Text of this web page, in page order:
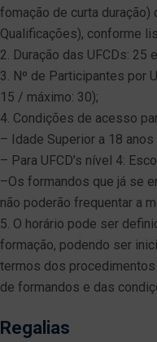
fomação de curta duração)
Qualificações), conforme
2. Duração das UFCDs: 25
3. Nº de Participantes por
15 / máximo: 30);
4. Condições de acesso
– Idade Superior a 18
– Para UFCD’s nível 4:
–Os formandos que já se
não poderão frequentar a
5. O horário pode ser
formação, podendo ser
termos dos
de formandos e das
Regalias